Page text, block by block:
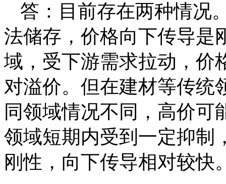
答：目前存在两种情况
法储存，价格向下传导是
域，受下游需求拉动，价
对溢价。但在建材等传统
同领域情况不同，高价
领域短期内受到一定抑制
刚性，向下传导相对较快